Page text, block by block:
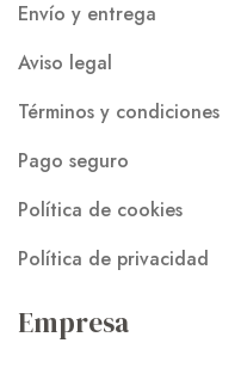
Envío y entrega
Aviso legal
Términos y condiciones
Pago seguro
Política de cookies
Política de privacidad
Empresa